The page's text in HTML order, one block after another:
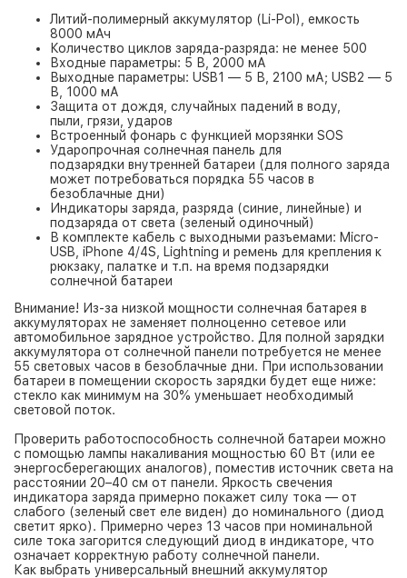
Литий-полимерный аккумулятор (Li-Pol), емкость
8000 мАч
Количество циклов заряда-разряда: не менее 500
Входные параметры: 5 В, 2000 мА
Выходные параметры: USB1 — 5 В, 2100 мА; USB2 — 5
В, 1000 мА
Защита от дождя, случайных падений в воду,
пыли, грязи, ударов
Встроенный фонарь с функцией морзянки SOS
Ударопрочная солнечная панель для
подзарядки внутренней батареи (для полного заряда
может потребоваться порядка 55 часов в
безоблачные дни)
Индикаторы заряда, разряда (синие, линейные) и
подзаряда от света (зеленый одиночный)
В комплекте кабель с выходными разъемами: Micro-
USB, iPhone 4/4S, Lightning и ремень для крепления к
рюкзаку, палатке и т.п. на время подзарядки
солнечной батареи
Внимание! Из-за низкой мощности солнечная батарея в
аккумуляторах не заменяет полноценно сетевое или
автомобильное зарядное устройство. Для полной зарядки
аккумулятора от солнечной панели потребуется не менее
55 световых часов в безоблачные дни. При использовании
батареи в помещении скорость зарядки будет еще ниже:
стекло как минимум на 30% уменьшает необходимый
световой поток.
Проверить работоспособность солнечной батареи можно
с помощью лампы накаливания мощностью 60 Вт (или ее
энергосберегающих аналогов), поместив источник света на
расстоянии 20–40 см от панели. Яркость свечения
индикатора заряда примерно покажет силу тока — от
слабого (зеленый свет еле виден) до номинального (диод
светит ярко). Примерно через 13 часов при номинальной
силе тока загорится следующий диод в индикаторе, что
означает корректную работу солнечной панели.
Как выбрать универсальный внешний аккумулятор